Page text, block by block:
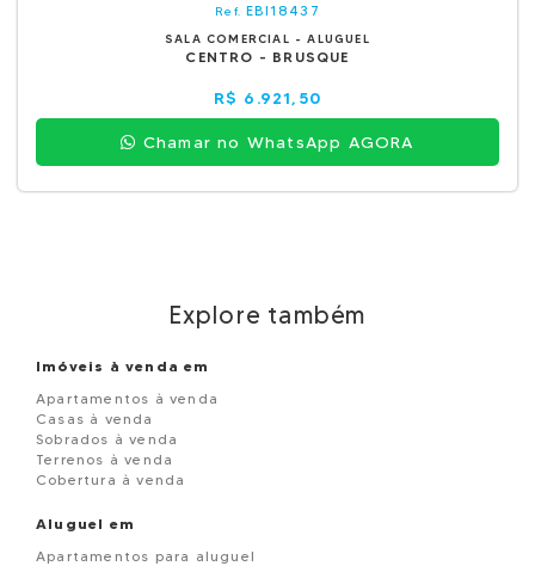
Ref. EBI18437
SALA COMERCIAL - ALUGUEL
CENTRO - BRUSQUE
R$ 6.921,50
Chamar no WhatsApp AGORA
Explore também
Imóveis à venda em
Apartamentos à venda
Casas à venda
Sobrados à venda
Terrenos à venda
Cobertura à venda
Aluguel em
Apartamentos para aluguel